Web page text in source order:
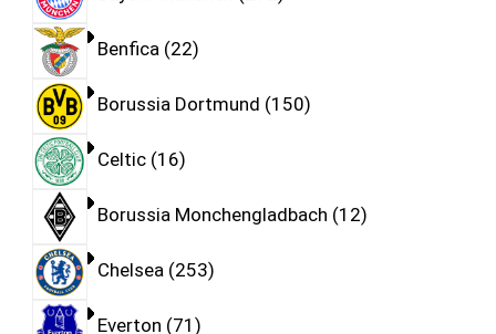
Benfica 22
Borussia Dortmund 150
Celtic 16
Borussia Monchengladbach 12
Chelsea 253
Everton 71